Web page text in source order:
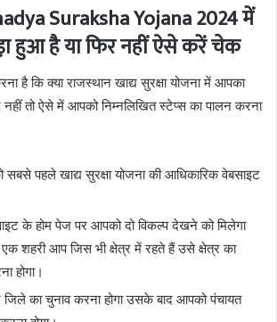
Suraksha Yojana 2024 में
हुआ है या फिर नहीं ऐसे करें चेक
है कि क्या राजस्थान खाद्य सुरक्षा योजना में आपका
तो ऐसे में आपको निम्नलिखित स्टेप्स का पालन करना
पहले खाद्य सुरक्षा योजना की आधिकारिक वेबसाइट
के होम पेज पर आपको दो विकल्प देखने को मिलेगा
शहरी आप जिस भी क्षेत्र में रहते हैं उसे क्षेत्र का
होगा।
का चुनाव करना होगा उसके बाद आपको पंचायत